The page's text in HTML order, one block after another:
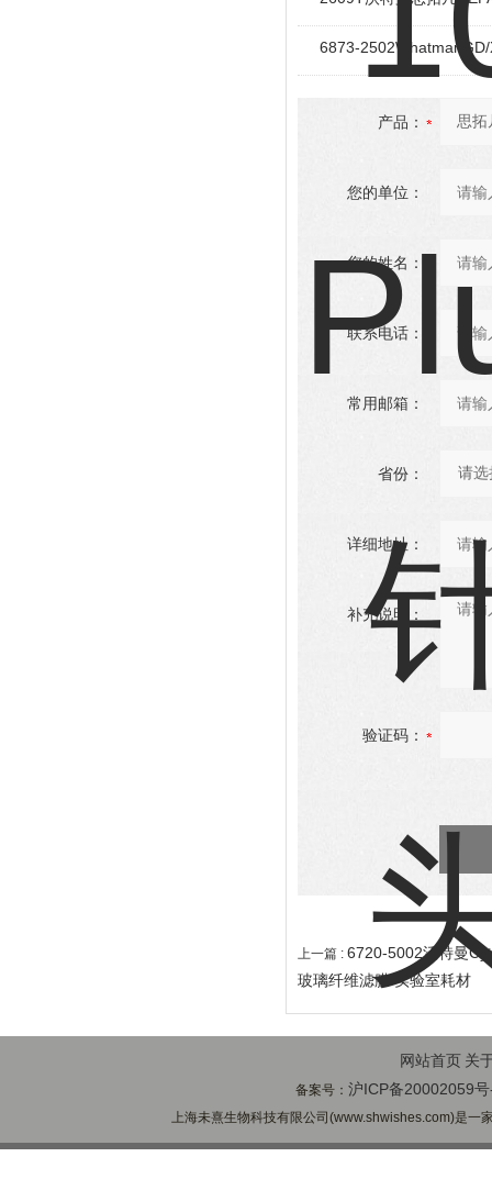
6873-
产品：
您的单位：
您的姓名：
联系电话：
常用邮箱：
省份：
详细地址：
补充说明：
验证码：
上一篇 : 6720-5002沃特曼
玻璃纤维滤膜 实验室耗材
网站首页 关
备案号：沪ICP备20002059
上海未熹生物科技有限公司(www.shwishes.com)是一